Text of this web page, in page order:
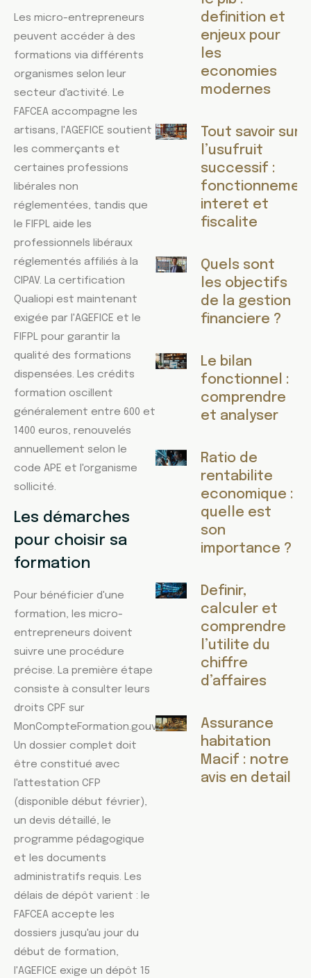
Les micro-entrepreneurs
peuvent accéder à des
formations via différents
organismes selon leur
secteur d'activité. Le
FAFCEA accompagne les
artisans, l'AGEFICE soutient
les commerçants et
certaines professions
libérales non
réglementées, tandis que
le FIFPL aide les
professionnels libéraux
réglementés affiliés à la
CIPAV. La certification
Qualiopi est maintenant
exigée par l'AGEFICE et le
FIFPL pour garantir la
qualité des formations
dispensées. Les crédits
formation oscillent
généralement entre 600 et
1400 euros, renouvelés
annuellement selon le
code APE et l'organisme
sollicité.
Les démarches
pour choisir sa
formation
Pour bénéficier d'une
formation, les micro-
entrepreneurs doivent
suivre une procédure
précise. La première étape
consiste à consulter leurs
droits CPF sur
MonCompteFormation.gouv.fr.
Un dossier complet doit
être constitué avec
l'attestation CFP
(disponible début février),
un devis détaillé, le
programme pédagogique
et les documents
administratifs requis. Les
délais de dépôt varient : le
FAFCEA accepte les
dossiers jusqu'au jour du
début de formation,
l'AGEFICE exige un dépôt 15
definition et
enjeux pour
les
economies
modernes
Tout savoir sur
l’usufruit
successif :
interet et
fiscalite
Quels sont
les objectifs
de la gestion
financiere ?
Le bilan
fonctionnel :
comprendre
et analyser
Ratio de
rentabilite
economique :
quelle est
son
importance ?
Definir,
calculer et
comprendre
l’utilite du
chiffre
d’affaires
Assurance
habitation
Macif : notre
avis en detail